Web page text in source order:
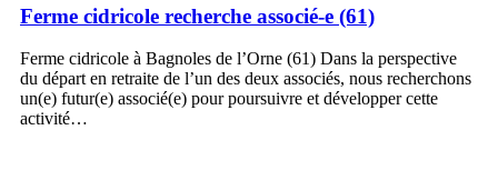
recherche
associé-
e
(61)
Ferme cidricole recherche associé-e (61)
Ferme cidricole à Bagnoles de l’Orne (61) Dans la perspective
du départ en retraite de l’un des deux associés, nous recherchons
un(e) futur(e) associé(e) pour poursuivre et développer cette
activité…